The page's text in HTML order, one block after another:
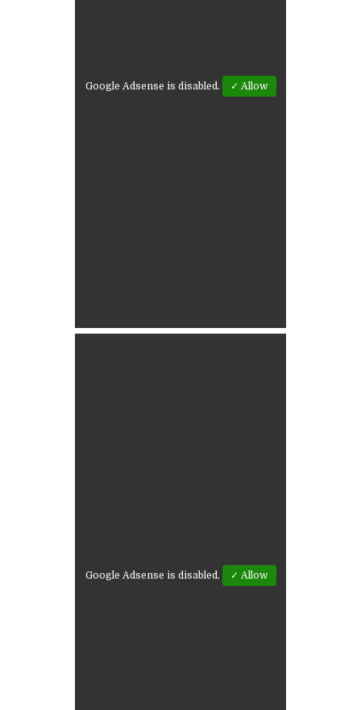
Google Adsense is disabled. ✓ Allow
Google Adsense is disabled. ✓ Allow